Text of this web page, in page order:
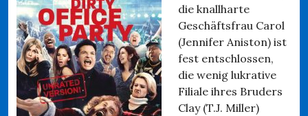
die knallharte
Geschäftsfrau Carol
(Jennifer Aniston) ist
fest entschlossen,
die wenig lukrative
Filiale ihres Bruders
Clay (T.J. Miller)